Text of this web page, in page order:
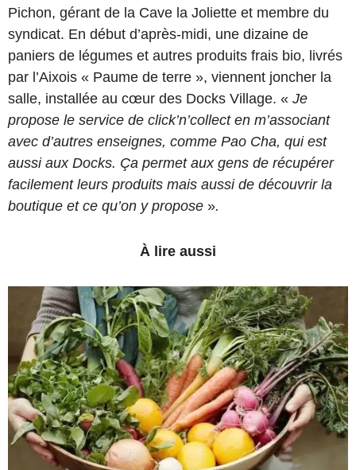
Pichon, gérant de la Cave la Joliette et membre du
syndicat. En début d’après-midi, une dizaine de
paniers de légumes et autres produits frais bio, livrés
par l’Aixois « Paume de terre », viennent joncher la
salle, installée au cœur des Docks Village. « Je
propose le service de click’n’collect en m’associant
avec d’autres enseignes, comme Pao Cha, qui est
aussi aux Docks. Ça permet aux gens de récupérer
facilement leurs produits mais aussi de découvrir la
boutique et ce qu’on y propose ».
À lire aussi